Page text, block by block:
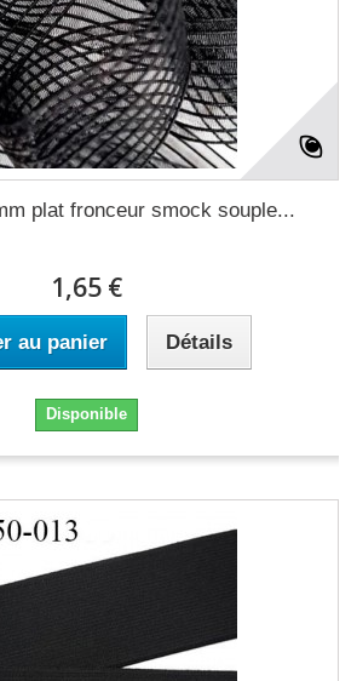
plat fronceur smock souple...
1,65 €
au panier Détails
Disponible